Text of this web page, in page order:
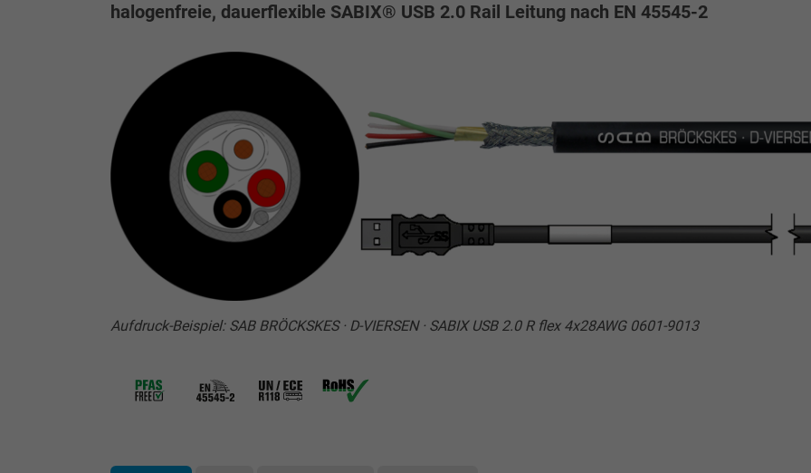
halogenfreie, dauerflexible SABIX® USB 2.0 Rail Leitung nach EN 45545-2
Aufdruck-Beispiel: SAB BRÖCKSKES · D-VIERSEN · SABIX USB 2.0 R flex 4x28AWG 0601-9013